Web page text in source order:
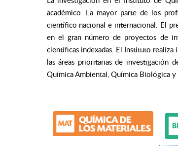
académico. La mayor parte de los
científico nacional e internacional. El
en el gran número de proyectos de
científicas indexadas. El Instituto realiza
las áreas prioritarias de investigación
Química Ambiental, Química Biológica y